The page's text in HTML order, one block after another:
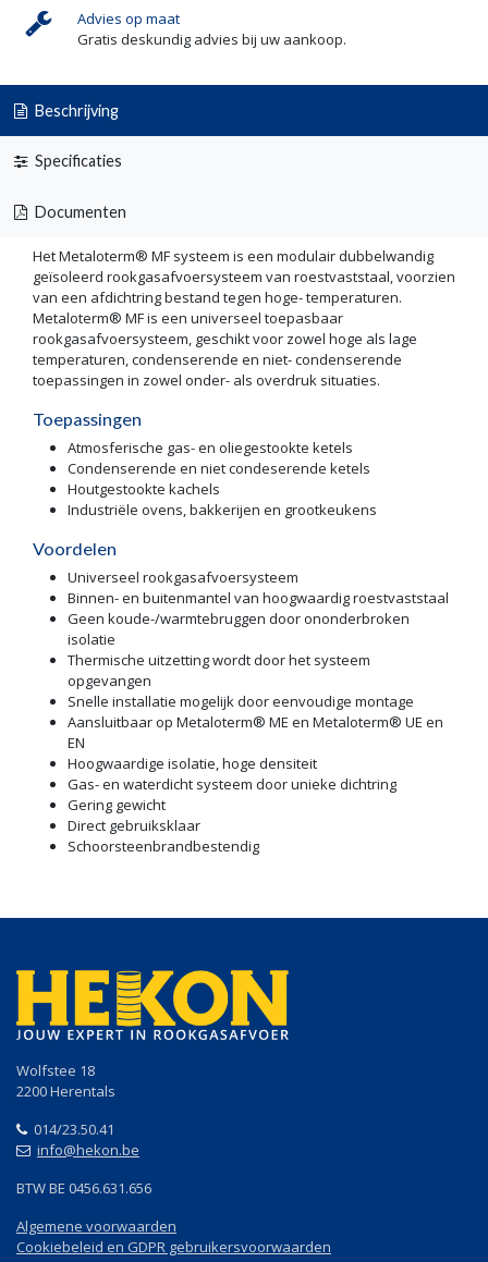
Advies op maat
Gratis deskundig advies bij uw aankoop.
Beschrijving
Specificaties
Documenten
Het Metaloterm® MF systeem is een modulair dubbelwandig
geïsoleerd rookgasafvoersysteem van roestvaststaal, voorzien
van een afdichtring bestand tegen hoge- temperaturen.
Metaloterm® MF is een universeel toepasbaar
rookgasafvoersysteem, geschikt voor zowel hoge als lage
temperaturen, condenserende en niet- condenserende
toepassingen in zowel onder- als overdruk situaties.
Toepassingen
Atmosferische gas- en oliegestookte ketels
Condenserende en niet condeserende ketels
Houtgestookte kachels
Industriële ovens, bakkerijen en grootkeukens
Voordelen
Universeel rookgasafvoersysteem
Binnen- en buitenmantel van hoogwaardig roestvaststaal
Geen koude-/warmtebruggen door ononderbroken
isolatie
Thermische uitzetting wordt door het systeem
opgevangen
Snelle installatie mogelijk door eenvoudige montage
Aansluitbaar op Metaloterm® ME en Metaloterm® UE en
EN
Hoogwaardige isolatie, hoge densiteit
Gas- en waterdicht systeem door unieke dichtring
Gering gewicht
Direct gebruiksklaar
Schoorsteenbrandbestendig
Wolfstee 18
2200 Herentals
014/23.50.41
info@hekon.be
BTW BE 0456.631.656
Algemene voorwaarden
Cookiebeleid en GDPR gebruikersvoorwaarden